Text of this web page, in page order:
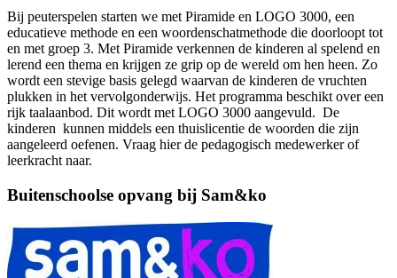
Bij peuterspelen starten we met Piramide en LOGO 3000, een
educatieve methode en een woordenschatmethode die doorloopt tot
en met groep 3. Met Piramide verkennen de kinderen al spelend en
lerend een thema en krijgen ze grip op de wereld om hen heen. Zo
wordt een stevige basis gelegd waarvan de kinderen de vruchten
plukken in het vervolgonderwijs. Het programma beschikt over een
rijk taalaanbod. Dit wordt met LOGO 3000 aangevuld. De
kinderen kunnen middels een thuislicentie de woorden die zijn
aangeleerd oefenen. Vraag hier de pedagogisch medewerker of
leerkracht naar.
Buitenschoolse opvang bij Sam&ko